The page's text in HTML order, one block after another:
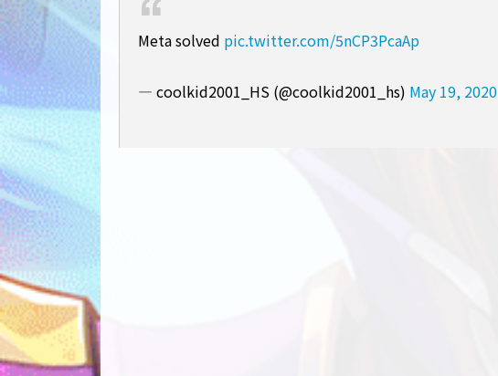
Meta solved pic.twitter.com/5nCP3PcaAp
— coolkid2001_HS (@coolkid2001_hs) May 19, 2020